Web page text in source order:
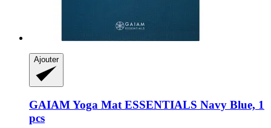
Ajouter
GAIAMYoga Mat ESSENTIALS Navy Blue, 1
pcs